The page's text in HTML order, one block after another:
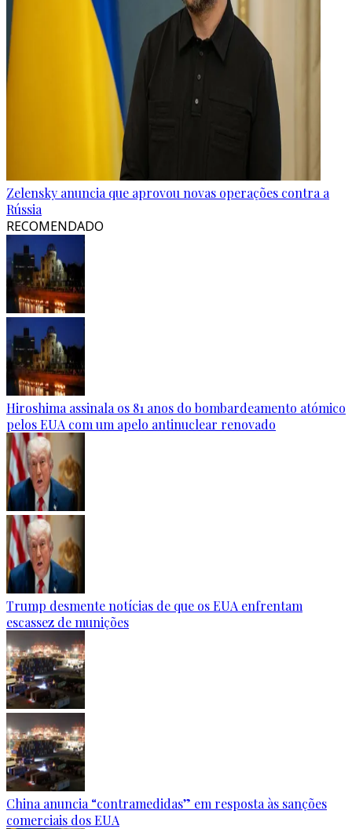
Zelensky anuncia que aprovou novas operações contra a
Rússia
RECOMENDADO
Hiroshima assinala os 81 anos do bombardeamento atómico
pelos EUA com um apelo antinuclear renovado
Trump desmente notícias de que os EUA enfrentam
escassez de munições
China anuncia “contramedidas” em resposta às sanções
comerciais dos EUA